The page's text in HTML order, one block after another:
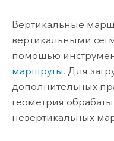
Вертикальные
вертикальными
помощью
маршруты. Для
дополнительных
геометрия
невертикальных